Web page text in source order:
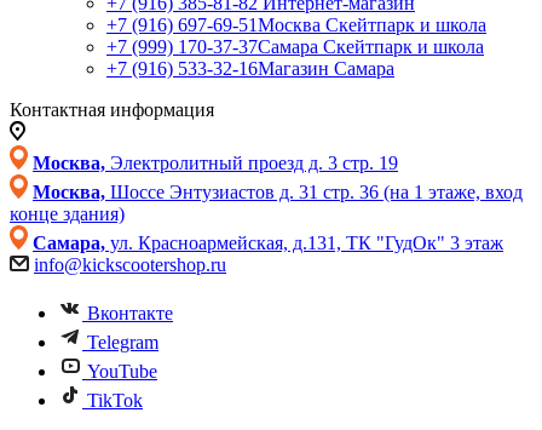
+7 (916) 697-69-51Москва Скейтпарк и школа
+7 (999) 170-37-37Самара Скейтпарк и школа
+7 (916) 533-32-16Магазин Самара
Контактная информация
Москва, Электролитный проезд д. 3 стр. 19
Москва, Шоссе Энтузиастов д. 31 стр. 36 (на 1 этаже, вход
конце здания)
Самара, ул. Красноармейская, д.131, ТК "ГудОк" 3 этаж
info@kickscootershop.ru
Вконтакте
Telegram
YouTube
TikTok